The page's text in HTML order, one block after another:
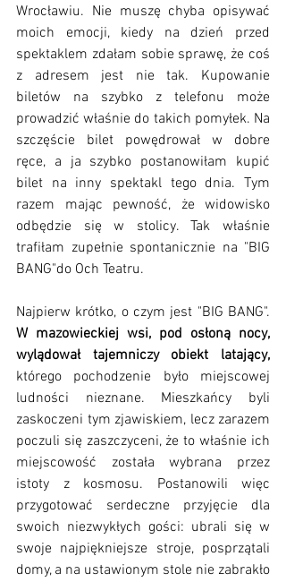
Wrocławiu. Nie muszę chyba opisywać
moich emocji, kiedy na dzień przed
spektaklem zdałam sobie sprawę, że coś
z adresem jest nie tak. Kupowanie
biletów na szybko z telefonu może
prowadzić właśnie do takich pomyłek. Na
szczęście bilet powędrował w dobre
ręce, a ja szybko postanowiłam kupić
bilet na inny spektakl tego dnia. Tym
razem mając pewność, że widowisko
odbędzie się w stolicy. Tak właśnie
trafiłam zupełnie spontanicznie na "BIG
BANG"do Och Teatru.
W mazowieckiej wsi, pod osłoną nocy,
wylądował tajemniczy obiekt latający,
którego pochodzenie było miejscowej
ludności nieznane. Mieszkańcy byli
zaskoczeni tym zjawiskiem, lecz zarazem
poczuli się zaszczyceni, że to właśnie ich
miejscowość została wybrana przez
istoty z kosmosu. Postanowili więc
przygotować serdeczne przyjęcie dla
swoich niezwykłych gości: ubrali się w
swoje najpiękniejsze stroje, posprzątali
domy, a na ustawionym stole nie zabrakło